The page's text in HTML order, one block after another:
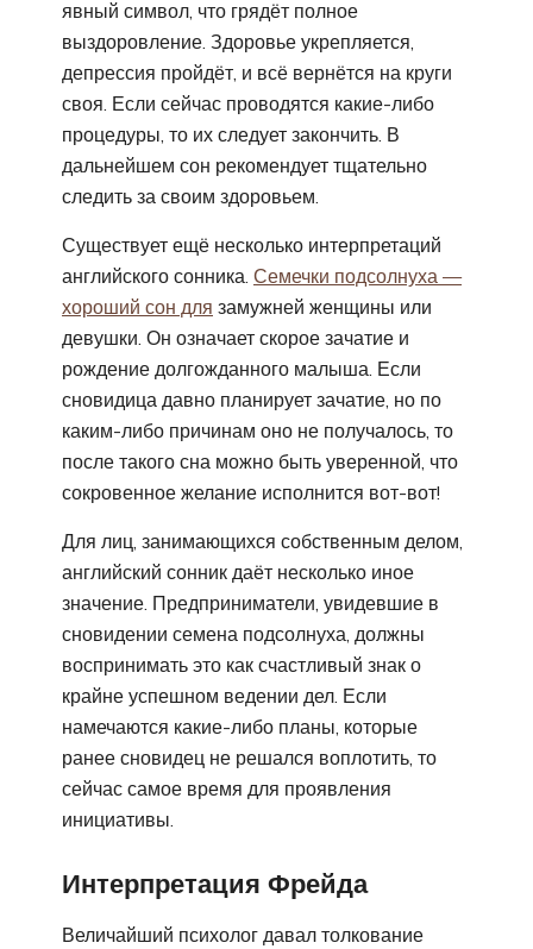
явный символ, что грядёт полное
выздоровление. Здоровье укрепляется,
депрессия пройдёт, и всё вернётся на круги
своя. Если сейчас проводятся какие-либо
процедуры, то их следует закончить. В
дальнейшем сон рекомендует тщательно
следить за своим здоровьем.
Существует ещё несколько интерпретаций
английского сонника. Семечки подсолнуха —
хороший сон для замужней женщины или
девушки. Он означает скорое зачатие и
рождение долгожданного малыша. Если
сновидица давно планирует зачатие, но по
каким-либо причинам оно не получалось, то
после такого сна можно быть уверенной, что
сокровенное желание исполнится вот-вот!
Для лиц, занимающихся собственным делом,
английский сонник даёт несколько иное
значение. Предприниматели, увидевшие в
сновидении семена подсолнуха, должны
воспринимать это как счастливый знак о
крайне успешном ведении дел. Если
намечаются какие-либо планы, которые
ранее сновидец не решался воплотить, то
сейчас самое время для проявления
инициативы.
Интерпретация Фрейда
Величайший психолог давал толкование